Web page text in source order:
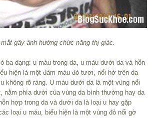
gây ảnh hưởng chức năng thị giác.
ba dạng: u máu trong da, u máu dưới da và hỗn
hiện là một đám màu đỏ tươi, nổi hờ trên da
không rõ ràng. U máu dưới da là một vùng nổi
nằm phía dưới của vùng da bình thường hay da
hợp trong da và dưới da là loại u hay gặp
loại u máu, biểu hiện là một vùng đỏ nổi gờ